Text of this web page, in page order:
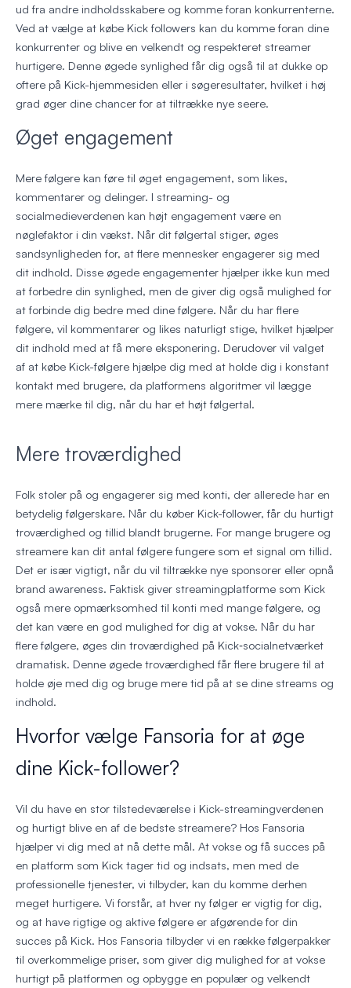
ud fra andre indholdsskabere og komme foran konkurrenterne.
Ved at vælge at købe Kick followers kan du komme foran dine
konkurrenter og blive en velkendt og respekteret streamer
hurtigere. Denne øgede synlighed får dig også til at dukke op
oftere på Kick-hjemmesiden eller i søgeresultater, hvilket i høj
grad øger dine chancer for at tiltrække nye seere.
Øget engagement
Mere følgere kan føre til øget engagement, som likes,
kommentarer og delinger. I streaming- og
socialmedieverdenen kan højt engagement være en
nøglefaktor i din vækst. Når dit følgertal stiger, øges
sandsynligheden for, at flere mennesker engagerer sig med
dit indhold. Disse øgede engagementer hjælper ikke kun med
at forbedre din synlighed, men de giver dig også mulighed for
at forbinde dig bedre med dine følgere. Når du har flere
følgere, vil kommentarer og likes naturligt stige, hvilket hjælper
dit indhold med at få mere eksponering. Derudover vil valget
af at købe Kick-følgere hjælpe dig med at holde dig i konstant
kontakt med brugere, da platformens algoritmer vil lægge
mere mærke til dig, når du har et højt følgertal.
Mere troværdighed
Folk stoler på og engagerer sig med konti, der allerede har en
betydelig følgerskare. Når du køber Kick-follower, får du hurtigt
troværdighed og tillid blandt brugerne. For mange brugere og
streamere kan dit antal følgere fungere som et signal om tillid.
Det er især vigtigt, når du vil tiltrække nye sponsorer eller opnå
brand awareness. Faktisk giver streamingplatforme som Kick
også mere opmærksomhed til konti med mange følgere, og
det kan være en god mulighed for dig at vokse. Når du har
flere følgere, øges din troværdighed på Kick‑socialnetværket
dramatisk. Denne øgede troværdighed får flere brugere til at
holde øje med dig og bruge mere tid på at se dine streams og
indhold.
Hvorfor vælge Fansoria for at øge
dine Kick-follower?
Vil du have en stor tilstedeværelse i Kick-streamingverdenen
og hurtigt blive en af de bedste streamere? Hos Fansoria
hjælper vi dig med at nå dette mål. At vokse og få succes på
en platform som Kick tager tid og indsats, men med de
professionelle tjenester, vi tilbyder, kan du komme derhen
meget hurtigere. Vi forstår, at hver ny følger er vigtig for dig,
og at have rigtige og aktive følgere er afgørende for din
succes på Kick. Hos Fansoria tilbyder vi en række følgerpakker
til overkommelige priser, som giver dig mulighed for at vokse
hurtigt på platformen og opbygge en populær og velkendt